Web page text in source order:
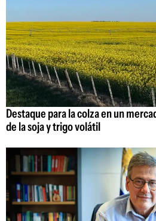
Destaque para la colza en un
de la soja y trigo volátil